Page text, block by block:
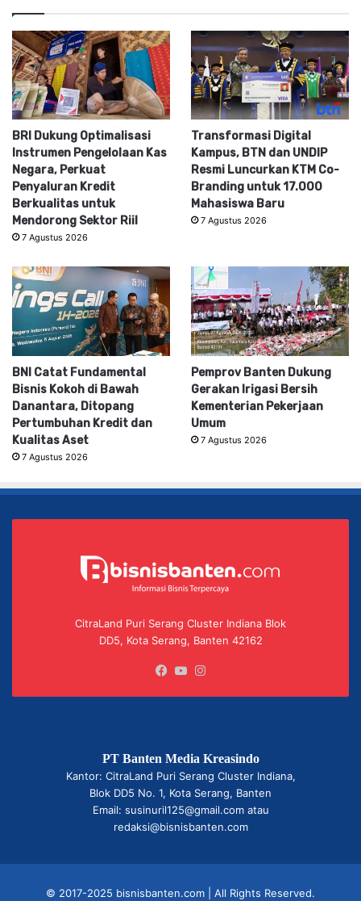
BRI Dukung Optimalisasi
Instrumen Pengelolaan Kas
Negara, Perkuat
Penyaluran Kredit
Berkualitas untuk
Mendorong Sektor Riil
7 Agustus 2026
Transformasi Digital
Kampus, BTN dan UNDIP
Resmi Luncurkan KTM Co-
Branding untuk 17.000
Mahasiswa Baru
7 Agustus 2026
BNI Catat Fundamental
Bisnis Kokoh di Bawah
Danantara, Ditopang
Pertumbuhan Kredit dan
Kualitas Aset
7 Agustus 2026
Pemprov Banten Dukung
Gerakan Irigasi Bersih
Kementerian Pekerjaan
Umum
7 Agustus 2026
CitraLand Puri Serang Cluster Indiana Blok
DD5, Kota Serang, Banten 42162
Facebook
YouTube
PT Banten Media Kreasindo
Kantor: CitraLand Puri Serang Cluster Indiana,
Blok DD5 No. 1, Kota Serang, Banten
Email: susinuril125@gmail.com atau
redaksi@bisnisbanten.com
© 2017-2025 bisnisbanten.com | All Rights Reserved.